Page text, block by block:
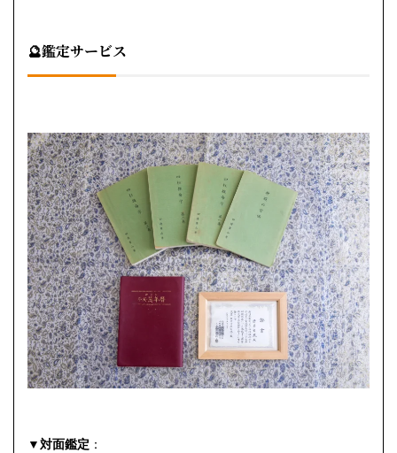
🔮鑑定サービス
▼対面鑑定 ：